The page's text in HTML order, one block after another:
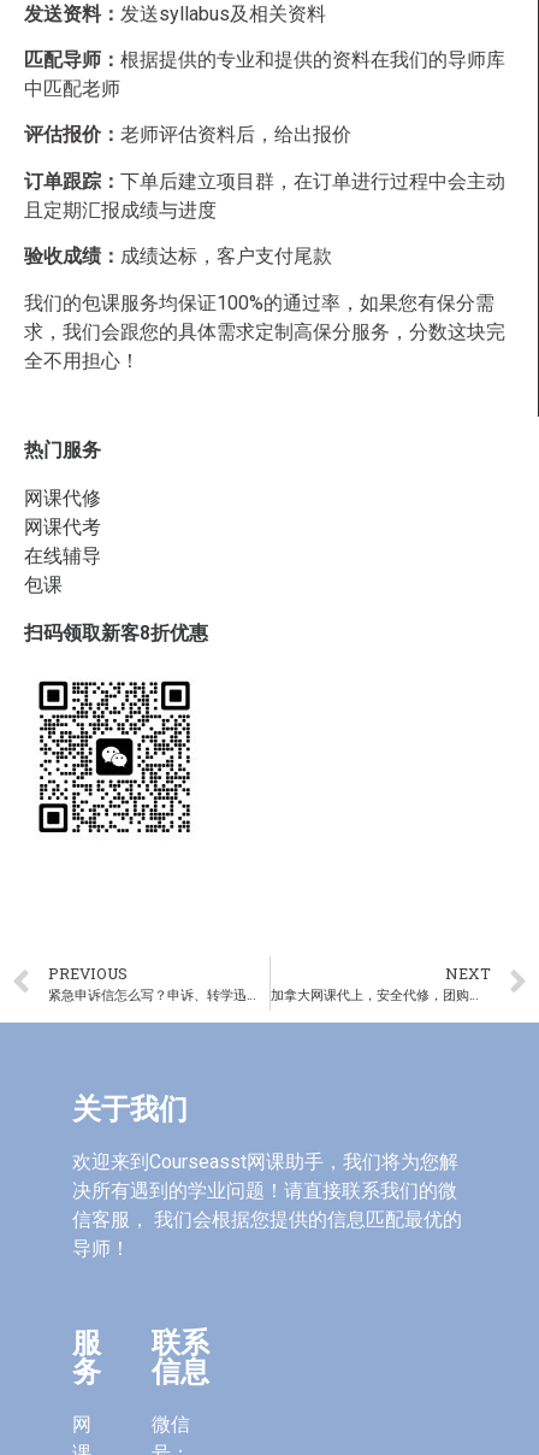
发送资料： 发送syllabus及相关资料
匹配导师： 根据提供的专业和提供的资料在我们的导师库
中匹配老师
评估报价： 老师评估资料后，给出报价
订单跟踪： 下单后建立项目群，在订单进行过程中会主动
且定期汇报成绩与进度
验收成绩： 成绩达标，客户支付尾款
我们的包课服务均保证100%的通过率，如果您有保分需
求，我们会跟您的具体需求定制高保分服务，分数这块完
全不用担心！
热门服务
网课代修
网课代考
在线辅导
包课
扫码领取新客8折优惠
PREVIOUS NEXT
加拿大网课代上，安全代修，团购惊喜折扣价
关于我们
欢迎来到Courseasst网课助手，我们将为您解
决所有遇到的学业问题！请直接联系我们的微
信客服， 我们会根据您提供的信息匹配最优的
导师！
服
务
网
联系
信息
微信